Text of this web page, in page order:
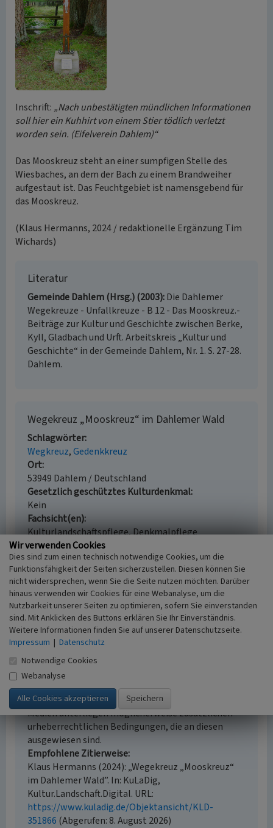
Inschrift: „Nach unbestätigten mündlichen Informationen
soll hier ein Kuhhirt von einem Stier tödlich verletzt
worden sein. (Eifelverein Dahlem)“
Das Mooskreuz steht an einer sumpfigen Stelle des
Wiesbaches, an dem der Bach zu einem Brandweiher
aufgestaut ist. Das Feuchtgebiet ist namensgebend für
das Mooskreuz.
(Klaus Hermanns, 2024 / redaktionelle Ergänzung Tim
Wichards)
Literatur
Gemeinde Dahlem (Hrsg.) (2003) Die Dahlemer
Wegekreuze - Unfallkreuze - B 12 - Das Mooskreuz.-
Beiträge zur Kultur und Geschichte zwischen Berke,
Kyll, Gladbach und Urft. Arbeitskreis „Kultur und
Geschichte“ in der Gemeinde Dahlem, Nr. 1. S. 27-28.
Dahlem.
Wegekreuz „Mooskreuz“ im Dahlemer Wald
Schlagwörter
Wegkreuz Gedenkkreuz
Ort
53949 Dahlem / Deutschland
Gesetzlich geschütztes Kulturdenkmal
Kein
Fachsicht(en)
Kulturlandschaftspflege, Denkmalpflege
Erfassungsmaßstab
i.d.R. 1:5.000 (größer als 1:20.000)
Erfassungsmethode
mündliche Hinweise Ortsansässiger, Ortskundiger,
Vor Ort Dokumentation, Literaturauswertung
Empfohlene Zitierweise
Urheberrechtlicher Hinweis
Der hier präsentierte Inhalt steht unter der freien
Lizenz CC BY 4.0 (Namensnennung). Die angezeigten
Medien unterliegen möglicherweise zusätzlichen
urheberrechtlichen Bedingungen, die an diesen
ausgewiesen sind.
Empfohlene Zitierweise
Klaus Hermanns (2024): „Wegekreuz „Mooskreuz“
im Dahlemer Wald”. In: KuLaDig,
Kultur.Landschaft.Digital. URL:
https://www.kuladig.de/Objektansicht/KLD-
351866 (Abgerufen: 8. August 2026)
Wir verwenden Cookies
Dies sind zum einen technisch notwendige Cookies, um die
Funktionsfähigkeit der Seiten sicherzustellen. Diesen können Sie
nicht widersprechen, wenn Sie die Seite nutzen möchten. Darüber
hinaus verwenden wir Cookies für eine Webanalyse, um die
Nutzbarkeit unserer Seiten zu optimieren, sofern Sie einverstanden
sind. Mit Anklicken des Buttons erklären Sie Ihr Einverständnis.
Weitere Informationen finden Sie auf unserer Datenschutzseite.
Impressum | Datenschutz
Notwendige Cookies
Webanalyse